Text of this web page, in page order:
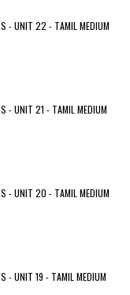
- UNIT 22 - TAMIL MEDIUM
- UNIT 21 - TAMIL MEDIUM
- UNIT 20 - TAMIL MEDIUM
- UNIT 19 - TAMIL MEDIUM